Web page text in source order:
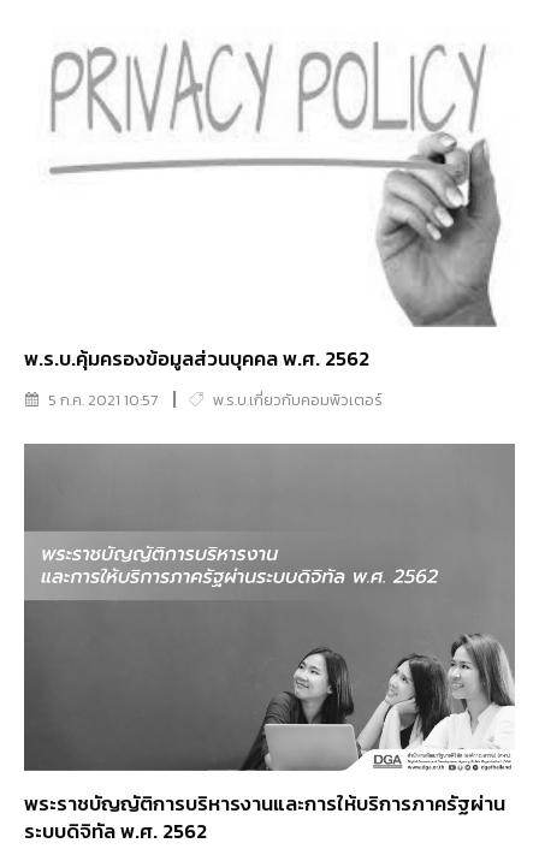
พ.ร.บ.คุ้มครองข้อมูลส่วนบุคคล พ.ศ. 2562
5 ก.ค. 2021 10:57 พ.ร.บ.เกี่ยวกับคอมพิวเตอร์
พระราชบัญญัติการบริหารงานและการให้บริการภาครัฐผ่าน
ระบบดิจิทัล พ.ศ. 2562